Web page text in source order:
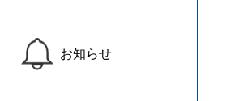
お知らせ